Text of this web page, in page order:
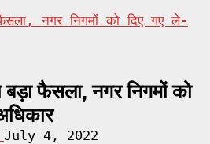
नगर निगमों को दिए गए ले-
फैसला, नगर निगमों को
July 4, 2022